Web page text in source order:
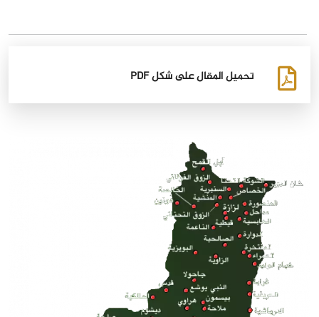
تحميل المقال على شكل PDF